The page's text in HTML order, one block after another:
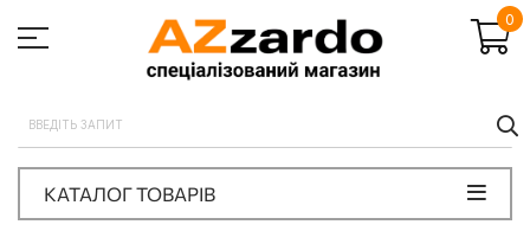
0
КАТАЛОГ ТОВАРІВ